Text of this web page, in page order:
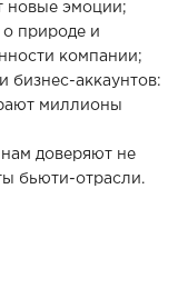
новые эмоции;
природе и
компании;
аккаунтов:
миллионы
доверяют не
бьюти-отрасли.